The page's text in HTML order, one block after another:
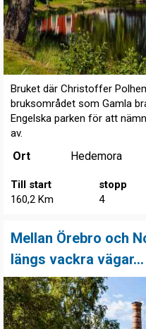
Bruket där Christoffer
bruksområdet som Gamla
Engelska parken för att
av.
Ort Hedemora
Till start
160,2 Km
stopp
4
Mellan Örebro och
längs vackra vägar…